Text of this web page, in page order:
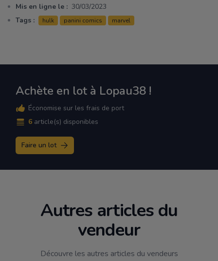
Mis en ligne le : 30/03/2023
Tags :
hulk panini comics marvel
Achète en lot à Lopau38 !
Économise sur les frais de port
6 article(s) disponibles
Faire un lot
Autres articles du
vendeur
Découvre les autres articles du vendeurs